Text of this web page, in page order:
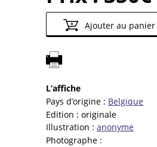
Ajouter au panier
L’affiche
Pays d’origine : Belgique
Edition : originale
Illustration : anonyme
Photographe :